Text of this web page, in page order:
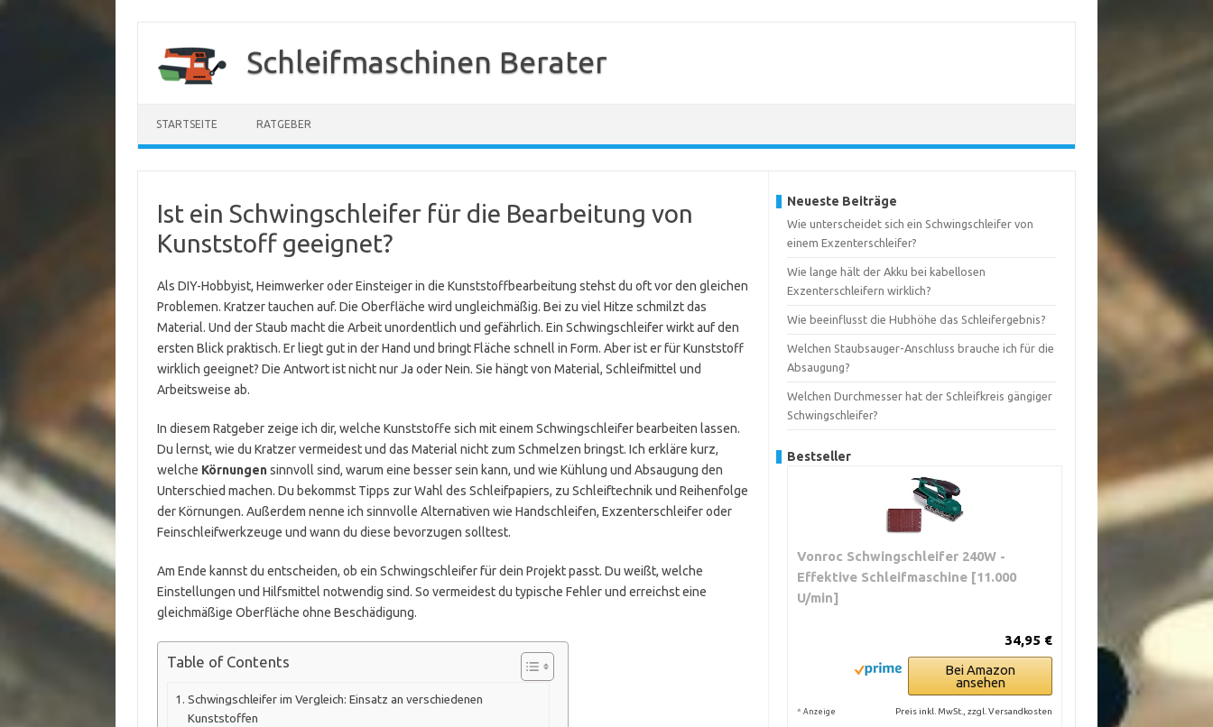
springen
Schleifmaschinen Berater
STARTSEITE RATGEBER
Ist ein Schwingschleifer für die Bearbeitung von
Kunststoff geeignet?
Als DIY-Hobbyist, Heimwerker oder Einsteiger in die Kunststoffbearbeitung stehst du oft vor den gleichen
Problemen. Kratzer tauchen auf. Die Oberfläche wird ungleichmäßig. Bei zu viel Hitze schmilzt das
Material. Und der Staub macht die Arbeit unordentlich und gefährlich. Ein Schwingschleifer wirkt auf den
ersten Blick praktisch. Er liegt gut in der Hand und bringt Fläche schnell in Form. Aber ist er für Kunststoff
wirklich geeignet? Die Antwort ist nicht nur Ja oder Nein. Sie hängt von Material, Schleifmittel und
Arbeitsweise ab.
In diesem Ratgeber zeige ich dir, welche Kunststoffe sich mit einem Schwingschleifer bearbeiten lassen.
Du lernst, wie du Kratzer vermeidest und das Material nicht zum Schmelzen bringst. Ich erkläre kurz,
welche Körnungensinnvoll sind, warum eine besser sein kann, und wie Kühlung und Absaugung den
Unterschied machen. Du bekommst Tipps zur Wahl des Schleifpapiers, zu Schleiftechnik und Reihenfolge
der Körnungen. Außerdem nenne ich sinnvolle Alternativen wie Handschleifen, Exzenterschleifer oder
Feinschleifwerkzeuge und wann du diese bevorzugen solltest.
Am Ende kannst du entscheiden, ob ein Schwingschleifer für dein Projekt passt. Du weißt, welche
Einstellungen und Hilfsmittel notwendig sind. So vermeidest du typische Fehler und erreichst eine
gleichmäßige Oberfläche ohne Beschädigung.
Table of Contents
Schwingschleifer im Vergleich: Einsatz an verschiedenen
Kunststoffen
Neueste Beiträge
Wie unterscheidet sich ein Schwingschleifer von
einem Exzenterschleifer?
Wie lange hält der Akku bei kabellosen
Exzenterschleifern wirklich?
Wie beeinflusst die Hubhöhe das Schleifergebnis?
Welchen Staubsauger-Anschluss brauche ich für die
Absaugung?
Welchen Durchmesser hat der Schleifkreis gängiger
Schwingschleifer?
Bestseller
Vonroc Schwingschleifer 240W -
Effektive Schleifmaschine [11.000
U/min]
34,95 €
Bei Amazon
ansehen
* Anzeige Preis inkl. MwSt., zzgl. Versandkosten